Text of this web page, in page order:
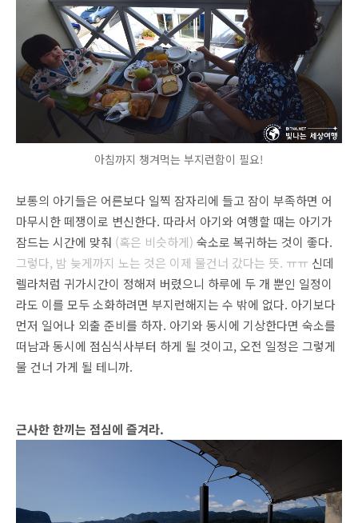
아침까지 챙겨먹는 부지런함이 필요!
보통의 아기들은 어른보다 일찍 잠자리에 들고 잠이 부족하면 어
마무시한 떼쟁이로 변신한다. 따라서 아기와 여행할 때는 아기가
잠드는 시간에 맞춰 (혹은 비슷하게) 숙소로 복귀하는 것이 좋다.
그렇다, 밤 늦게까지 노는 것은 이제 물건너 갔다는 뜻. ㅠㅠ 신데
렐라처럼 귀가시간이 정해져 버렸으니 하루에 두 개 뿐인 일정이
라도 이를 모두 소화하려면 부지런해지는 수 밖에 없다. 아기보다
먼저 일어나 외출 준비를 하자. 아기와 동시에 기상한다면 숙소를
떠남과 동시에 점심식사부터 하게 될 것이고, 오전 일정은 그렇게
물 건너 가게 될 테니까.
근사한 한끼는 점심에 즐겨라.